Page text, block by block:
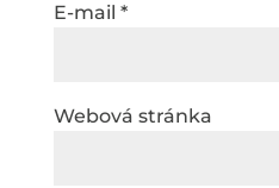
E-mail *
Webová stránka